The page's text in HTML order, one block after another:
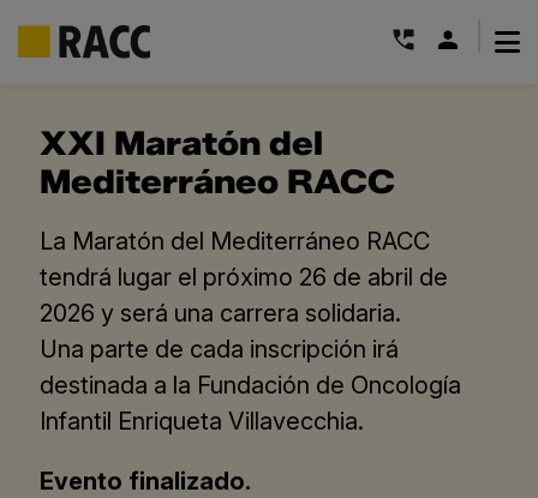
contenido
XXI Maratón del
Mediterráneo RACC
La Maratón del Mediterráneo RACC
tendrá lugar el próximo 26 de abril de
2026 y será una carrera solidaria.
Una parte de cada inscripción irá
destinada a la Fundación de Oncología
Infantil Enriqueta Villavecchia.
Evento finalizado.